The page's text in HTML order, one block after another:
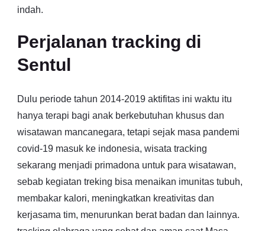
indah.
Perjalanan tracking di
Sentul
Dulu periode tahun 2014-2019 aktifitas ini waktu itu
hanya terapi bagi anak berkebutuhan khusus dan
wisatawan mancanegara, tetapi sejak masa pandemi
covid-19 masuk ke indonesia, wisata tracking
sekarang menjadi primadona untuk para wisatawan,
sebab kegiatan treking bisa menaikan imunitas tubuh,
membakar kalori, meningkatkan kreativitas dan
kerjasama tim, menurunkan berat badan dan lainnya.